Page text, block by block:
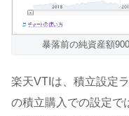
暴落前の純資産額
楽天VTIは、積立設定
の積立購入での設定で